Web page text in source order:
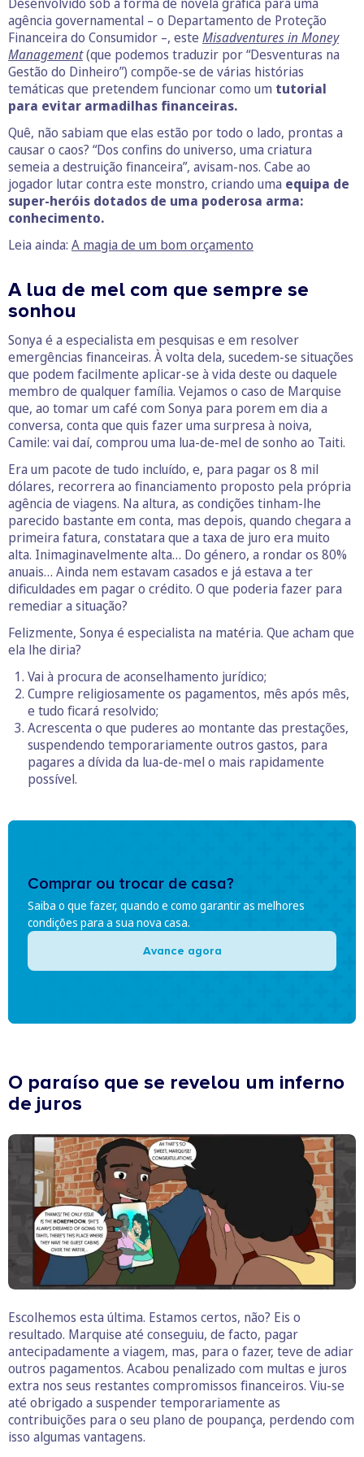
agência governamental – o Departamento de Proteção
Financeira do Consumidor –, este Misadventures in Money
Management(que podemos traduzir por “Desventuras na
Gestão do Dinheiro”) compõe-se de várias histórias
temáticas que pretendem funcionar como um tutorial
para evitar armadilhas financeiras.
Quê, não sabiam que elas estão por todo o lado, prontas a
causar o caos? “Dos confins do universo, uma criatura
semeia a destruição financeira”, avisam-nos. Cabe ao
jogador lutar contra este monstro, criando uma equipa de
super-heróis dotados de uma poderosa arma:
conhecimento.
Leia ainda: A magia de um bom orçamento
A lua de mel com que sempre se
sonhou
Sonya é a especialista em pesquisas e em resolver
emergências financeiras. À volta dela, sucedem-se situações
que podem facilmente aplicar-se à vida deste ou daquele
membro de qualquer família. Vejamos o caso de Marquise
que, ao tomar um café com Sonya para porem em dia a
conversa, conta que quis fazer uma surpresa à noiva,
Camile: vai daí, comprou uma lua-de-mel de sonho ao Taiti.
Era um pacote de tudo incluído, e, para pagar os 8 mil
dólares, recorrera ao financiamento proposto pela própria
agência de viagens. Na altura, as condições tinham-lhe
parecido bastante em conta, mas depois, quando chegara a
primeira fatura, constatara que a taxa de juro era muito
alta. Inimaginavelmente alta… Do género, a rondar os 80%
anuais… Ainda nem estavam casados e já estava a ter
dificuldades em pagar o crédito. O que poderia fazer para
remediar a situação?
Felizmente, Sonya é especialista na matéria. Que acham que
ela lhe diria?
Vai à procura de aconselhamento jurídico;
Cumpre religiosamente os pagamentos, mês após mês,
e tudo ficará resolvido;
Acrescenta o que puderes ao montante das prestações,
suspendendo temporariamente outros gastos, para
pagares a dívida da lua-de-mel o mais rapidamente
possível.
Comprar ou trocar de casa?
Saiba o que fazer, quando e como garantir as melhores
condições para a sua nova casa.
Avance agora
O paraíso que se revelou um inferno
de juros
Escolhemos esta última. Estamos certos, não? Eis o
resultado. Marquise até conseguiu, de facto, pagar
antecipadamente a viagem, mas, para o fazer, teve de adiar
outros pagamentos. Acabou penalizado com multas e juros
extra nos seus restantes compromissos financeiros. Viu-se
até obrigado a suspender temporariamente as
contribuições para o seu plano de poupança, perdendo com
isso algumas vantagens.